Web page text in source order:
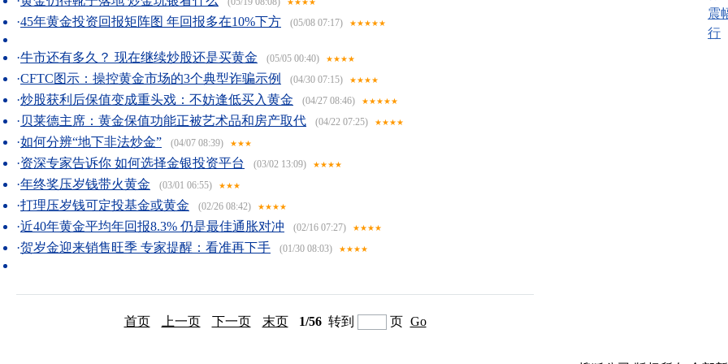
★★★★
·45年黄金投资回报矩阵图 年回报多在10%下方 (05/08 07:17) ★★★★★
·牛市还有多久？ 现在继续炒股还是买黄金 (05/05 00:40) ★★★★
·CFTC图示：操控黄金市场的3个典型诈骗示例 (04/30 07:15) ★★★★
·炒股获利后保值变成重头戏：不妨逢低买入黄金 (04/27 08:46) ★★★★★
·贝莱德主席：黄金保值功能正被艺术品和房产取代 (04/22 07:25) ★★★★
·如何分辨“地下非法炒金” (04/07 08:39) ★★★
·资深专家告诉你 如何选择金银投资平台 (03/02 13:09) ★★★★
·年终奖压岁钱带火黄金 (03/01 06:55) ★★★
·打理压岁钱可定投基金或黄金 (02/26 08:42) ★★★★
·近40年黄金平均年回报8.3% 仍是最佳通胀对冲 (02/16 07:27) ★★★★
·贺岁金迎来销售旺季 专家提醒：看准再下手 (01/30 08:03) ★★★★
首页 上一页 下一页 末页 1/56转到 页 Go
震
行